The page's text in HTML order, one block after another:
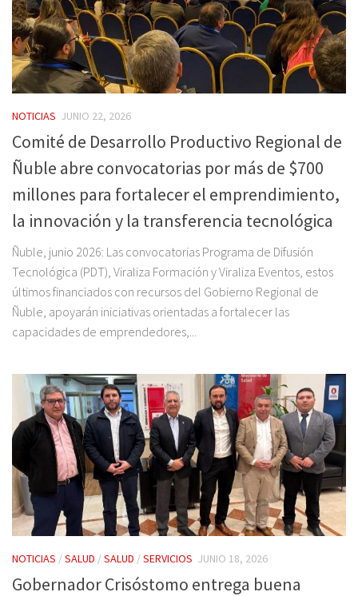
NOTICIAS JUNIO 22, 2026
Comité de Desarrollo Productivo Regional de
Ñuble abre convocatorias por más de $700
millones para fortalecer el emprendimiento,
la innovación y la transferencia tecnológica
Ñuble, junio 2026: Las convocatorias Programa de Difusión
Tecnológica (PDT), Viraliza Formación y Viraliza Eventos, estos
últimos financiados con recursos del Gobierno Regional de
Ñuble, apoyarán iniciativas orientadas a fortalecer las
capacidades de emprendedores,...
NOTICIAS /SALUD /SALUD /SERVICIOS JUNIO 18, 2026
Gobernador Crisóstomo entrega buena